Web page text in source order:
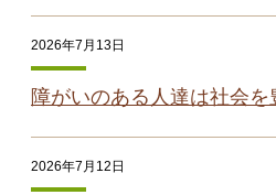
2026年7月13日
障がいのある人達は社会を
2026年7月12日